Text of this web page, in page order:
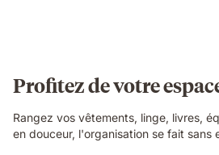
Profitez de votre
Rangez vos vêtements, linge, livres,
en douceur, l'organisation se fait sans